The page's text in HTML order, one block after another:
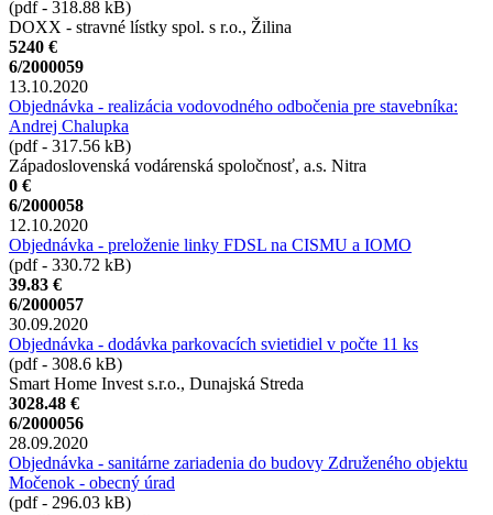
(pdf - 318.88 kB)
DOXX - stravné lístky spol. s r.o., Žilina
5240 €
6/2000059
13.10.2020
Objednávka - realizácia vodovodného odbočenia pre stavebníka:
Andrej Chalupka
(pdf - 317.56 kB)
Západoslovenská vodárenská spoločnosť, a.s. Nitra
0 €
6/2000058
12.10.2020
Objednávka - preloženie linky FDSL na CISMU a IOMO
(pdf - 330.72 kB)
39.83 €
6/2000057
30.09.2020
Objednávka - dodávka parkovacích svietidiel v počte 11 ks
(pdf - 308.6 kB)
Smart Home Invest s.r.o., Dunajská Streda
3028.48 €
6/2000056
28.09.2020
Objednávka - sanitárne zariadenia do budovy Združeného objektu
Močenok - obecný úrad
(pdf - 296.03 kB)